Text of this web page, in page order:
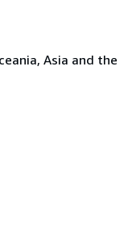
Asia and the